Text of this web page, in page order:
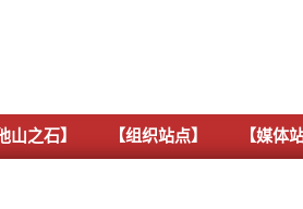
山之石】 【组织站点】 【媒体